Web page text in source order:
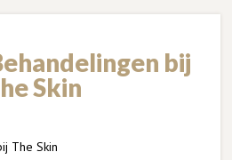
bij
Skin
The Skin